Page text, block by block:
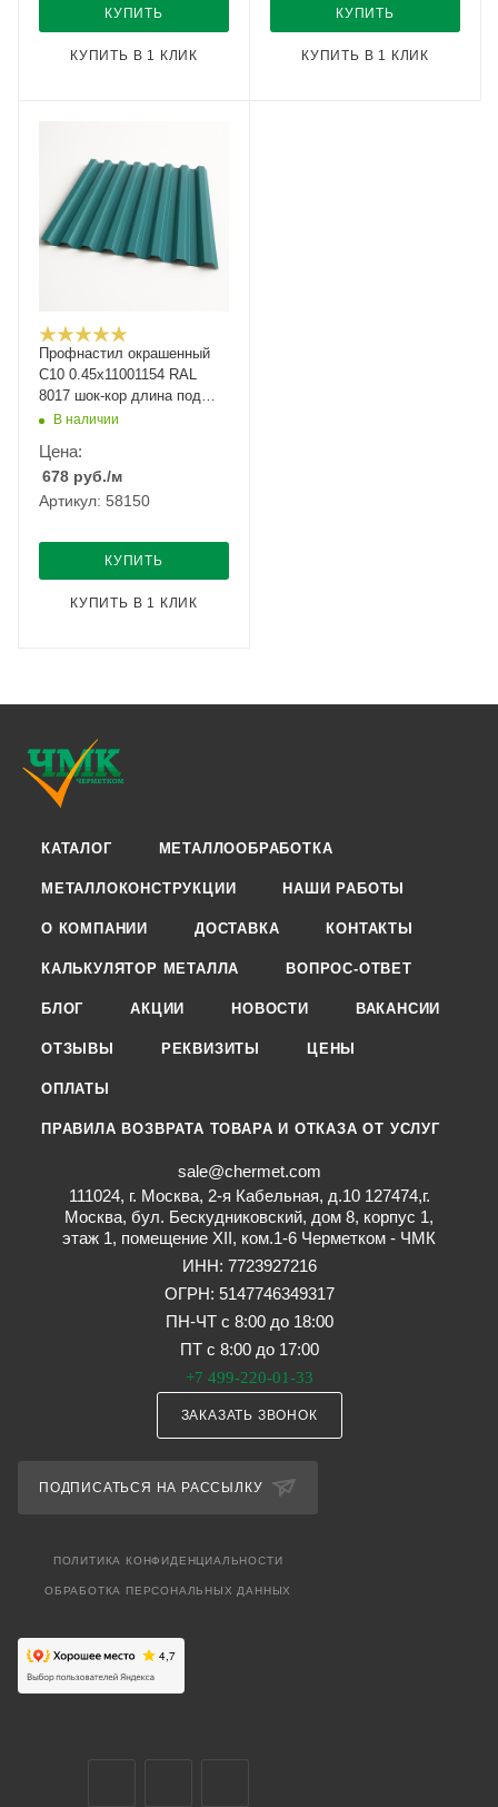
КУПИТЬ
КУПИТЬ В 1 КЛИК
КУПИТЬ
КУПИТЬ В 1 КЛИК
Профнастил окрашенный
С10 0.45х11001154 RAL
8017 шок-кор длина под
заказ арт.1051646
В наличии
Цена:
678 руб./м
Артикул: 58150
КУПИТЬ
КУПИТЬ В 1 КЛИК
КАТАЛОГ МЕТАЛЛООБРАБОТКА
МЕТАЛЛОКОНСТРУКЦИИ НАШИ РАБОТЫ
О КОМПАНИИ ДОСТАВКА КОНТАКТЫ
КАЛЬКУЛЯТОР МЕТАЛЛА ВОПРОС-ОТВЕТ
БЛОГ АКЦИИ НОВОСТИ ВАКАНСИИ
ОТЗЫВЫ РЕКВИЗИТЫ ЦЕНЫ
ОПЛАТЫ
ПРАВИЛА ВОЗВРАТА ТОВАРА И ОТКАЗА ОТ УСЛУГ
sale@chermet.com
111024, г. Москва, 2-я Кабельная, д.10 127474,г.
Москва, бул. Бескудниковский, дом 8, корпус 1,
этаж 1, помещение XII, ком.1-6 Черметком - ЧМК
ИНН: 7723927216
ОГРН: 5147746349317
ПН-ЧТ с 8:00 до 18:00
ПТ с 8:00 до 17:00
+7 499-220-01-33
ЗАКАЗАТЬ ЗВОНОК
ПОДПИСАТЬСЯ НА РАССЫЛКУ
ПОЛИТИКА КОНФИДЕНЦИАЛЬНОСТИ
ОБРАБОТКА ПЕРСОНАЛЬНЫХ ДАННЫХ